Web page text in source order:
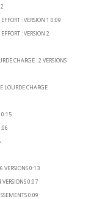
0:02
- EFFORT : VERSION 1 0:09
: VERSION 2
CHARGE : 2 VERSIONS
CHARGE
- LONGUE 0:15
0:06
0:18
0:14
: 6 VERSIONS 0:13
: 4 VERSIONS 0:07
GEMISSEMENTS 0:09